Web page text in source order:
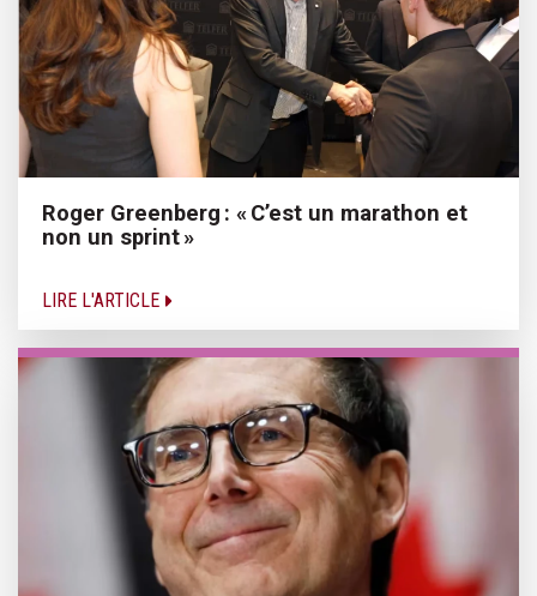
Roger Greenberg : « C’est un marathon et
non un sprint »
LIRE L'ARTICLE